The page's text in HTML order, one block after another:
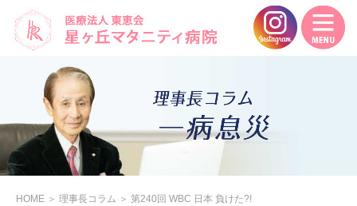
HOME ＞ 理事長コラム ＞ 第240回 WBC 日本 負けた?!